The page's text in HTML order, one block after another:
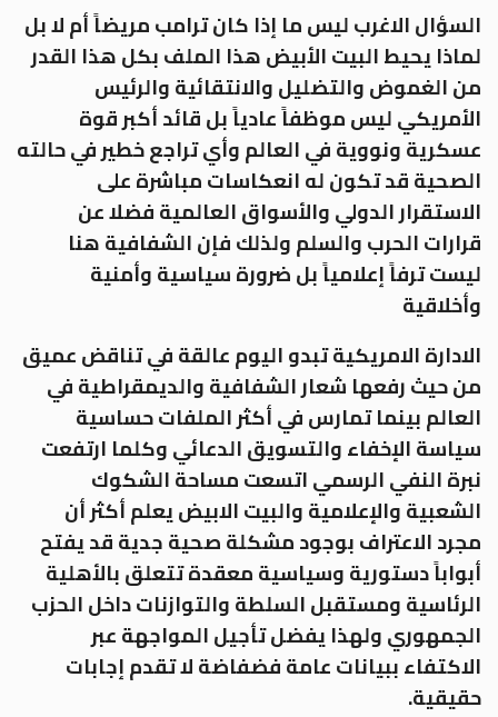
السؤال الاغرب ليس ما إذا كان ترامب مريضاً أم لا بل
لماذا يحيط البيت الأبيض هذا الملف بكل هذا القدر
من الغموض والتضليل والانتقائية والرئيس
الأمريكي ليس موظفاً عادياً بل قائد أكبر قوة
عسكرية ونووية في العالم وأي تراجع خطير في حالته
الصحية قد تكون له انعكاسات مباشرة على
الاستقرار الدولي والأسواق العالمية فضلا عن
قرارات الحرب والسلم ولذلك فإن الشفافية هنا
ليست ترفاً إعلامياً بل ضرورة سياسية وأمنية
وأخلاقية
الادارة الامريكية تبدو اليوم عالقة في تناقض عميق
من حيث رفعها شعار الشفافية والديمقراطية في
العالم بينما تمارس في أكثر الملفات حساسية
سياسة الإخفاء والتسويق الدعائي وكلما ارتفعت
نبرة النفي الرسمي اتسعت مساحة الشكوك
الشعبية والإعلامية والبيت الابيض يعلم أكثر أن
مجرد الاعتراف بوجود مشكلة صحية جدية قد يفتح
أبواباً دستورية وسياسية معقدة تتعلق بالأهلية
الرئاسية ومستقبل السلطة والتوازنات داخل الحزب
الجمهوري ولهذا يفضل تأجيل المواجهة عبر
الاكتفاء ببيانات عامة فضفاضة لا تقدم إجابات
حقيقية.